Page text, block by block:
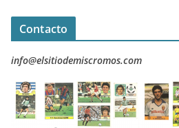
Contacto
info@elsitiodemiscromos.com